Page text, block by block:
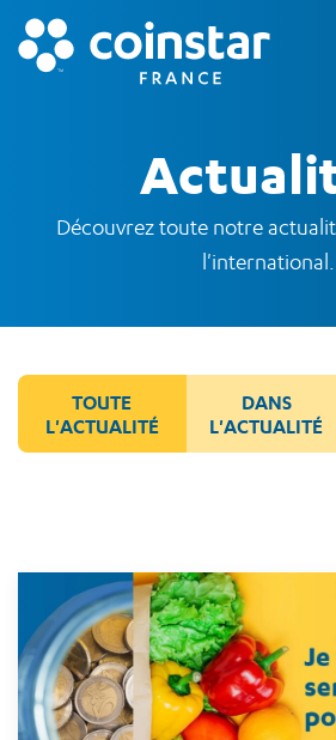
Découvrez toute notre
l'international.
TOUTE
L'ACTUALITÉ
DANS
L'ACTUALITÉ